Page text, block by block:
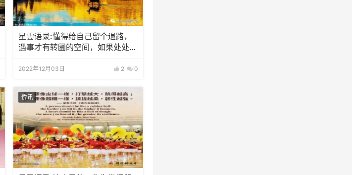
星雲语录:懂得给自己留个退路，
遇事才有转圜的空间，如果处处将
同。
2022年12月03日 2 0
侨讯